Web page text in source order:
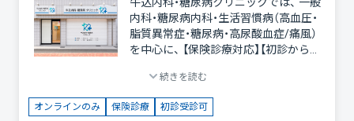
内科・糖尿病内科・生活習慣病（高血圧・
脂質異常症・糖尿病・高尿酸血症/痛風）
を中心に、 【保険診療対応】【初診からオ
行っています。 風邪症状や発熱、花粉
症、胃腸炎などの一般内科から、 糖尿病
や高血圧などの慢性疾患管理まで幅広
続きを読む
オンラインのみ 保険診療 初診受診可